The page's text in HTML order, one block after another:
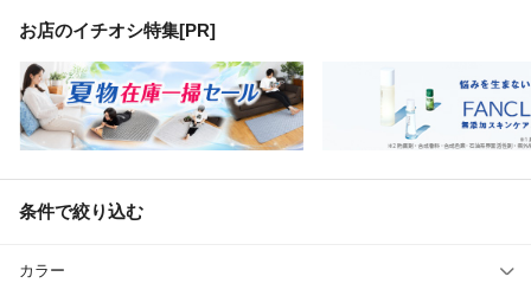
お店のイチオシ特集[PR]
条件で絞り込む
カラー